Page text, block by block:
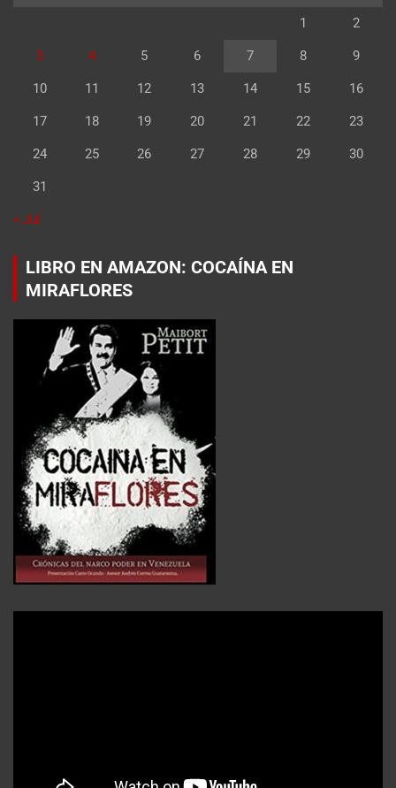
1 2
3 4 5 6 7 8 9
10 11 12 13 14 15 16
17 18 19 20 21 22 23
24 25 26 27 28 29 30
31
« Jul
LIBRO EN AMAZON: COCAÍNA EN
MIRAFLORES